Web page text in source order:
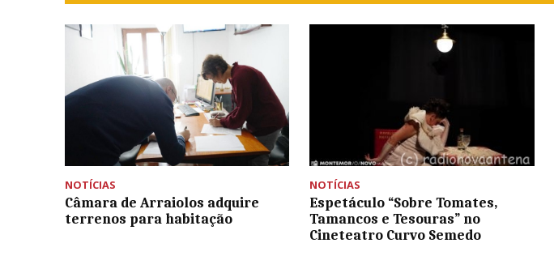
NOTÍCIAS
Câmara de Arraiolos adquire
terrenos para habitação
NOTÍCIAS
Espetáculo “Sobre Tomates,
Tamancos e Tesouras” no
Cineteatro Curvo Semedo